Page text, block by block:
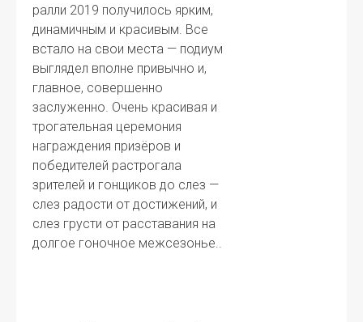
ралли 2019 получилось ярким,
динамичным и красивым. Все
встало на свои места — подиум
выглядел вполне привычно и,
главное, совершенно
заслуженно. Очень красивая и
трогательная церемония
награждения призёров и
победителей растрогала
зрителей и гонщиков до слез —
слез радости от достижений, и
слез грусти от расставания на
долгое гоночное межсезонье..